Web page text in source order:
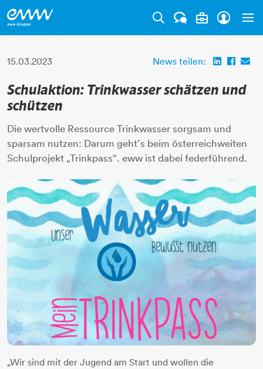
15.03.2023 News teilen:
Schulaktion: Trinkwasser schätzen und
schützen
Die wertvolle Ressource Trinkwasser sorgsam und
sparsam nutzen: Darum geht´s beim österreichweiten
Schulprojekt „Trinkpass“. eww ist dabei federführend.
„Wir sind mit der Jugend am Start und wollen die